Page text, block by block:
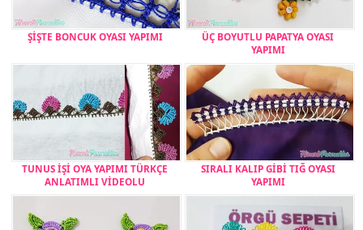
ŞİŞTE BONCUK OYASI YAPIMI
ÜÇ BOYUTLU PAPATYA OYASI
YAPIMI
TUNUS İŞİ OYA YAPIMI TÜRKÇE
ANLATIMLI VİDEOLU
SIRALI KALIP GİBİ TIĞ OYASI
YAPIMI